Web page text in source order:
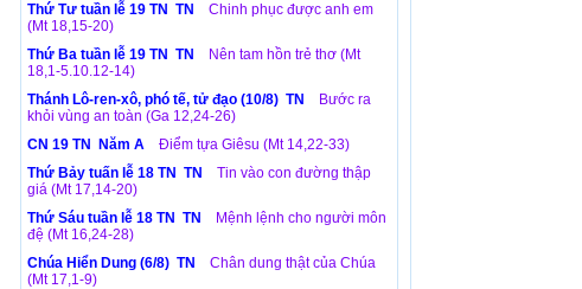
Thứ Tư tuần lễ 19 TN TN
Chinh phục được anh em
(Mt 18,15-20)
Thứ Ba tuần lễ 19 TN TN
Nên tam hồn trẻ thơ (Mt
18,1-5.10.12-14)
Thánh Lô-ren-xô, phó tế, tử đạo (10/8) TN
Bước ra
khỏi vùng an toàn (Ga 12,24-26)
CN 19 TN Năm A
Điểm tựa Giêsu (Mt 14,22-33)
Thứ Bảy tuấn lễ 18 TN TN
Tin vào con đường thập
giá (Mt 17,14-20)
Thứ Sáu tuần lễ 18 TN TN
Mệnh lệnh cho người môn
đệ (Mt 16,24-28)
Chúa Hiển Dung (6/8) TN
Chân dung thật của Chúa
(Mt 17,1-9)